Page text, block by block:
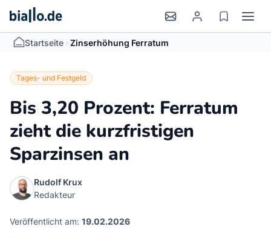
Startseite > Zinserhöhung Ferratum
Tages- und Festgeld
Bis 3,20 Prozent: Ferratum
zieht die kurzfristigen
Sparzinsen an
Rudolf Krux
Redakteur
Veröffentlicht am: 19.02.2026